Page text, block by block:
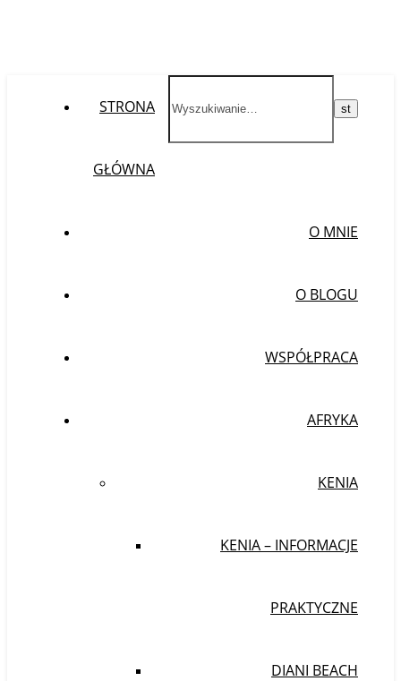
STRONA
GŁÓWNA
O MNIE
O BLOGU
WSPÓŁPRACA
AFRYKA
KENIA
KENIA – INFORMACJE
PRAKTYCZNE
DIANI BEACH